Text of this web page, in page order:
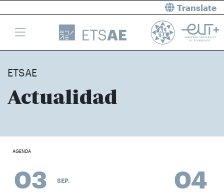
Translate
ETSAE
Actualidad
AGENDA
03 SEP. 04